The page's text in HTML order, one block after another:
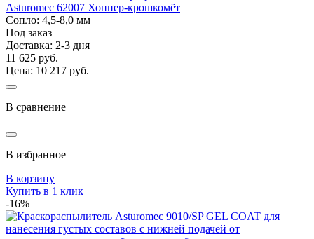
Asturomec 62007 Хоппер-крошкомёт
Сопло: 4,5-8,0 мм
Под заказ
Доставка: 2-3 дня
11 625 руб.
Цена: 10 217 руб.
В сравнение
В избранное
В корзину
Купить в 1 клик
-16%